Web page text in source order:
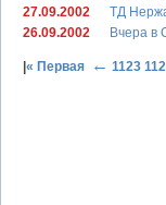
27.09.2002
ТД
26.09.2002
Вчера в
« Первая ← 1123